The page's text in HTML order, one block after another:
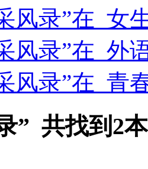
风录”在 女
风录”在 外
风录”在 青
” 共找到2